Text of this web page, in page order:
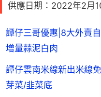
供應日期：2022年2月
譚仔三哥優惠|8大外賣
增量蒜泥白肉
譚仔雲南米線新出米線
芽菜/韭菜底